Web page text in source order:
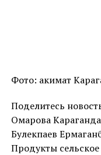
Фото: акимат
Поделитесь
Омарова
Булекпаев
Продукты сельское